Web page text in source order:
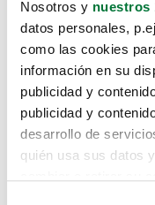
Nosotros y nuestros
datos personales,
como las cookies
información en su
publicidad y
publicidad y
desarrollo de
quién usa sus datos
Lo
te hemos
Pero puedes
buscando en